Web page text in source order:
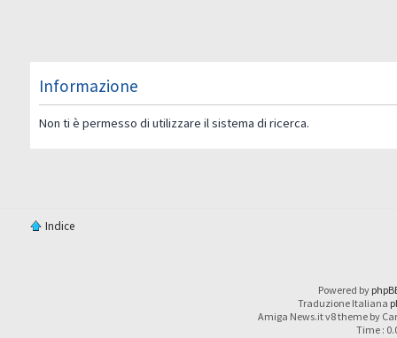
Informazione
Non ti è permesso di utilizzare il sistema di ricerca.
Indice
Powered by
Traduzione Italiana
Amiga News.it v8 theme by
Time :